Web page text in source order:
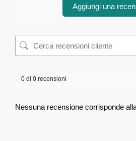
Aggiungi una
0 di 0 recensioni
Nessuna recensione corrisponde